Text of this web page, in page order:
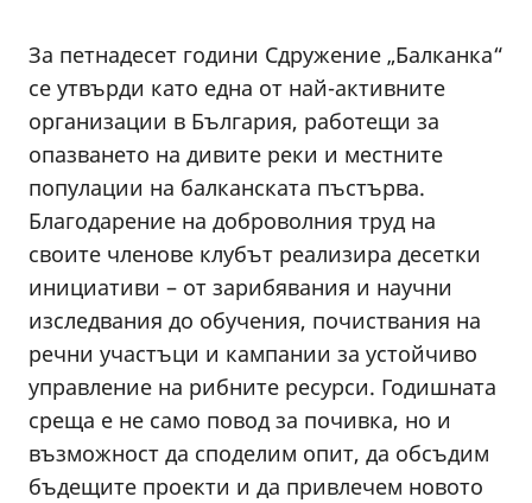
За петнадесет години Сдружение „Балканка“
се утвърди като една от най-активните
организации в България, работещи за
опазването на дивите реки и местните
популации на балканската пъстърва.
Благодарение на доброволния труд на
своите членове клубът реализира десетки
инициативи – от зарибявания и научни
изследвания до обучения, почиствания на
речни участъци и кампании за устойчиво
управление на рибните ресурси. Годишната
среща е не само повод за почивка, но и
възможност да споделим опит, да обсъдим
бъдещите проекти и да привлечем новото